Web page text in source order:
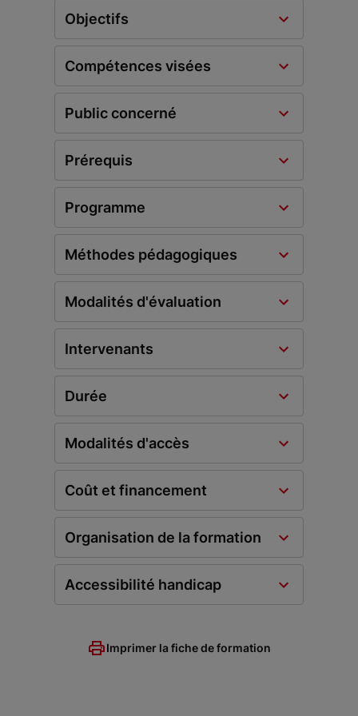
Objectifs
Compétences visées
Public concerné
Prérequis
Programme
Méthodes pédagogiques
Modalités d'évaluation
Intervenants
Durée
Modalités d'accès
Coût et financement
Organisation de la formation
Accessibilité handicap
Imprimer la fiche de formation